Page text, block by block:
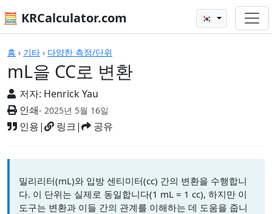
🧮 KRCalculator.com 🇰🇷
홈 › 기타 › 다양한 측정/단위
mL을 CC로 변환
저자: Henrick Yau
인쇄- 2025년 5월 16일
인용| 링크| 공유
계산기
밀리리터(mL)와 입방 센티미터(cc) 간의 변환을 수행합니
다. 이 단위는 실제로 동일합니다(1 mL = 1 cc), 하지만 이
도구는 변환과 이들 간의 관계를 이해하는 데 도움을 줍니